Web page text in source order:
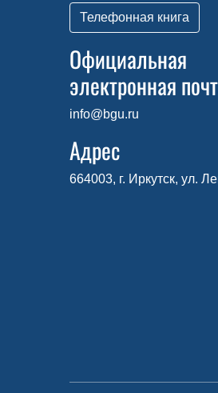
Телефонная книга
Официальная
электронная
info@bgu.ru
Адрес
664003, г. Иркутск, ул.